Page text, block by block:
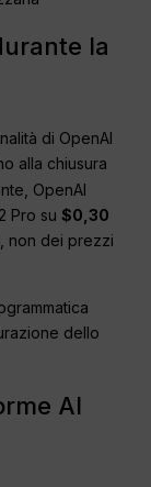
la
di OpenAI
alla chiusura
OpenAI
Pro su$0,30
non dei prezzi
dello
AI